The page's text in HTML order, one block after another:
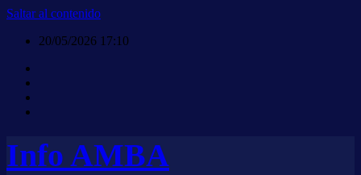
Saltar al contenido
20/05/2026 17:10
Info AMBA